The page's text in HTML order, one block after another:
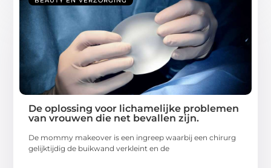
De oplossing voor lichamelijke problemen
van vrouwen die net bevallen zijn.
De mommy makeover is een ingreep waarbij een chirurg
gelijktijdig de buikwand verkleint en de